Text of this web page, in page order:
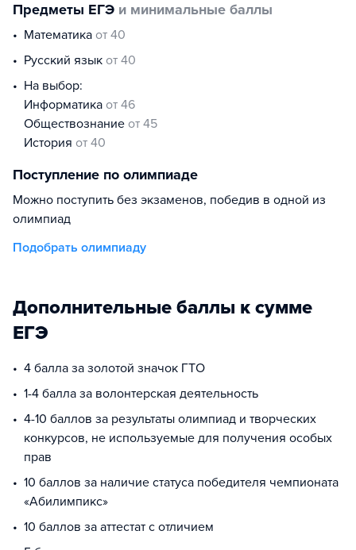
Предметы ЕГЭ и минимальные баллы
математика от 40
русский язык от 40
На выбор:
информатика от 46
обществознание от 45
история от 40
Поступление по олимпиаде
Можно поступить без экзаменов, победив в одной из
олимпиад
Подобрать олимпиаду
Дополнительные баллы к сумме
ЕГЭ
4 балла за золотой значок ГТО
1-4 балла за волонтерская деятельность
4-10 баллов за результаты олимпиад и творческих
конкурсов, не используемые для получения особых
прав
10 баллов за наличие статуса победителя чемпионата
«Абилимпикс»
10 баллов за аттестат с отличием